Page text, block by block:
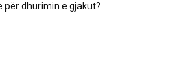
për dhurimin e gjakut?